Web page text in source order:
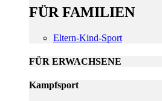
FÜR FAMILIEN
Eltern-Kind-Sport
FÜR ERWACHSENE
Kampfsport